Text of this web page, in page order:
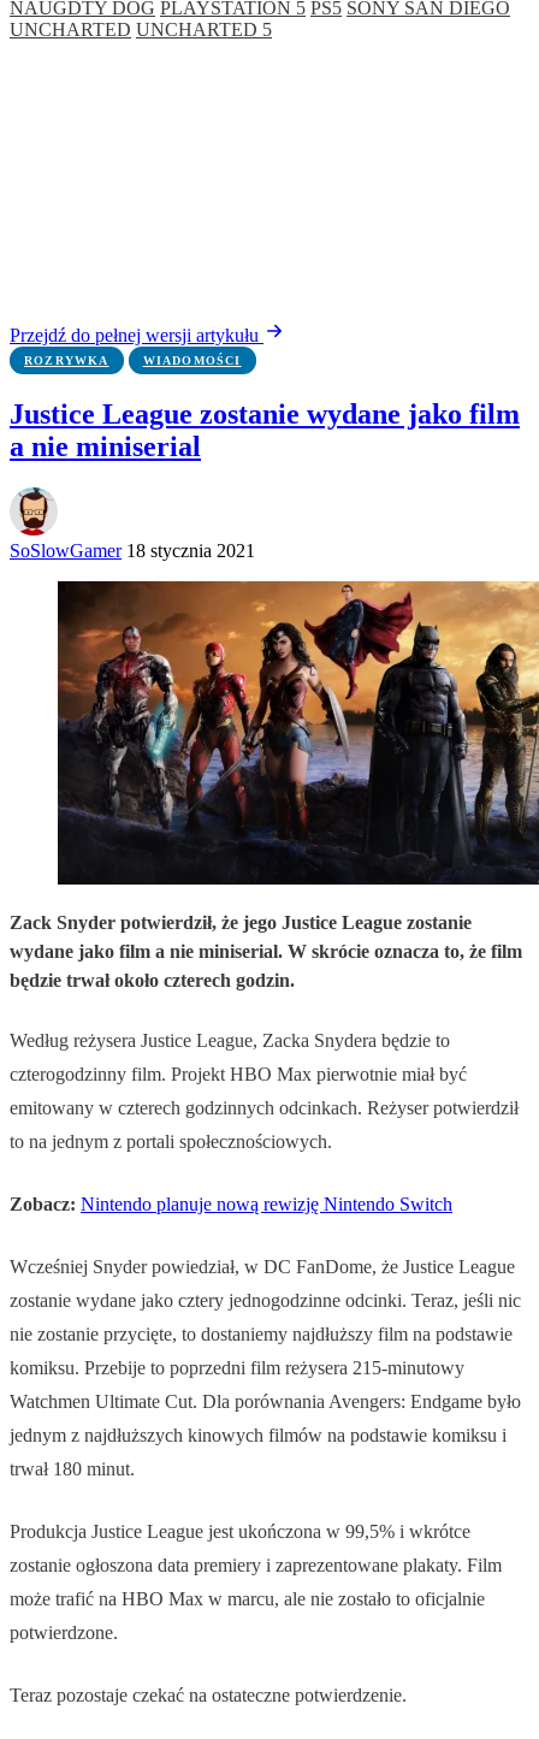
NAUGDTY DOG PLAYSTATION 5 PS5 SONY SAN DIEGO
UNCHARTED UNCHARTED 5
Przejdź do pełnej wersji artykułu
ROZRYWKA WIADOMOŚCI
Justice League zostanie wydane jako film
a nie miniserial
SoSlowGamer 18 stycznia 2021
Zack Snyder potwierdził, że jego Justice League zostanie
wydane jako film a nie miniserial. W skrócie oznacza to, że film
będzie trwał około czterech godzin.
Według reżysera Justice League, Zacka Snydera będzie to
czterogodzinny film. Projekt HBO Max pierwotnie miał być
emitowany w czterech godzinnych odcinkach. Reżyser potwierdził
to na jednym z portali społecznościowych.
Zobacz: Nintendo planuje nową rewizję Nintendo Switch
Wcześniej Snyder powiedział, w DC FanDome, że Justice League
zostanie wydane jako cztery jednogodzinne odcinki. Teraz, jeśli nic
nie zostanie przycięte, to dostaniemy najdłuższy film na podstawie
komiksu. Przebije to poprzedni film reżysera 215-minutowy
Watchmen Ultimate Cut. Dla porównania Avengers: Endgame było
jednym z najdłuższych kinowych filmów na podstawie komiksu i
trwał 180 minut.
Produkcja Justice League jest ukończona w 99,5% i wkrótce
zostanie ogłoszona data premiery i zaprezentowane plakaty. Film
może trafić na HBO Max w marcu, ale nie zostało to oficjalnie
potwierdzone.
Teraz pozostaje czekać na ostateczne potwierdzenie.